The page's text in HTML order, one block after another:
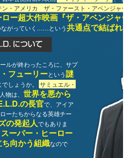
ン・アメリカ ザ・ファースト・アベンジャ
ー超大作映画『ザ・アベンジャ
ながっていく……という共通点で結ばれ
ルが終わったころに、サプ
フューリーという謎
でしょうか。 サミュエル・
物は、世界を悪から
の長官で、アイア
ーたちからなる英雄チー
の発起人でもありま
スーパー・ヒーロー
向かう組織なので